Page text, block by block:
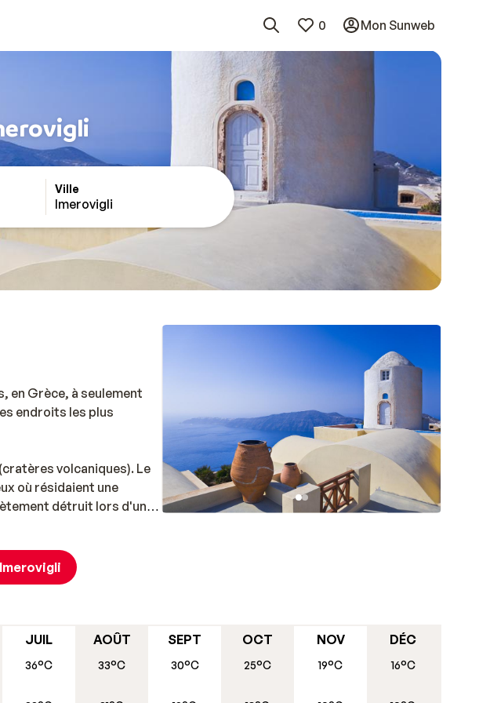
0 Mon Sunweb
Ville
Imerovigli
en Grèce, à seulement
endroits les plus
volcaniques). Le
où résidaient une
détruit lors d'un
château construit au
tellement magiques
Imerovigli et ses
attractive et vraiment
JUIL
36°C
AOÛT
33°C
SEPT
30°C
OCT
25°C
NOV
19°C
DÉC
16°C